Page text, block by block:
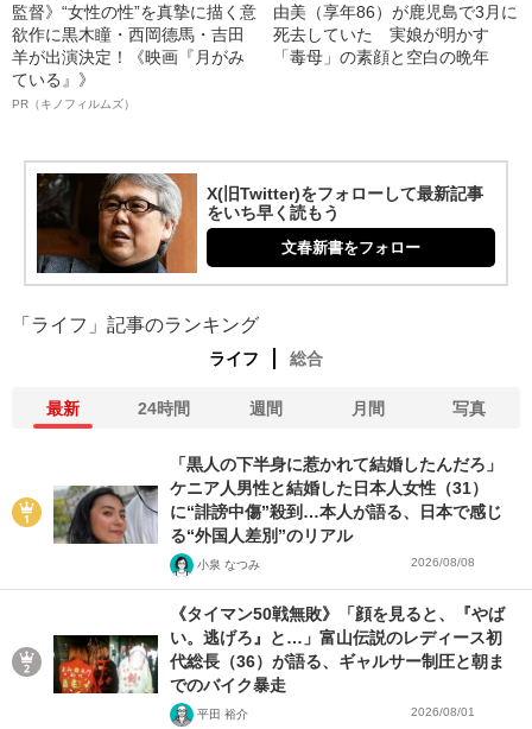
監督》“女性の性”を真摯に描く意
欲作に黒木瞳・西岡德馬・吉田
羊が出演決定！《映画『月がみ
ている』》
PR（キノフィルムズ）
由美（享年86）が鹿児島で3月に
死去していた 実娘が明かす
「毒母」の素顔と空白の晩年
X(旧Twitter)をフォローして最新記事
をいち早く読もう
文春新書をフォロー
「ライフ」記事のランキング
ライフ 総合
最新 24時間 週間 月間 写真
「黒人の下半身に惹かれて結婚したんだろ」
ケニア人男性と結婚した日本人女性（31）
に“誹謗中傷”殺到…本人が語る、日本で感じ
る“外国人差別”のリアル
小泉 なつみ 2026/08/08
《タイマン50戦無敗》「顔を見ると、『やば
い。逃げろ』と…」富山伝説のレディース初
代総長（36）が語る、ギャルサー制圧と朝ま
でのバイク暴走
平田 裕介 2026/08/01